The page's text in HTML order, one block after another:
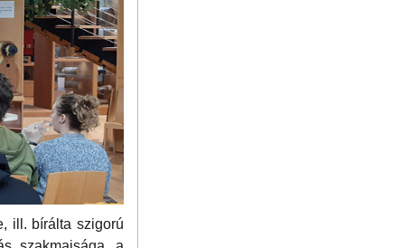
ill. bírálta szigorú